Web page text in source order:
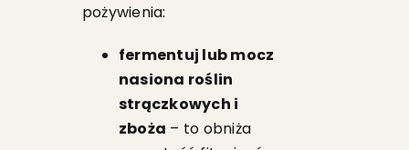
pożywienia:
fermentuj lub mocz
nasiona roślin
strączkowych i
zboża – to obniża